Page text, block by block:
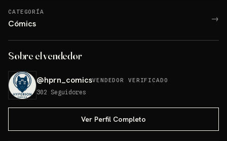
CATEGORÍA
Cómics →
Sobre el vendedor
@hprn_comicsVENDEDOR VERIFICADO
302 Seguidores
Ver Perfil Completo